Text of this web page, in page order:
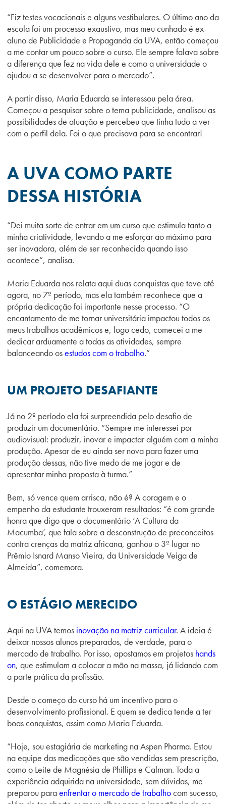
“Fiz testes vocacionais e alguns vestibulares. O último ano da
escola foi um processo exaustivo, mas meu cunhado é ex-
aluno de Publicidade e Propaganda da UVA, então começou
a me contar um pouco sobre o curso. Ele sempre falava sobre
a diferença que fez na vida dele e como a universidade o
ajudou a se desenvolver para o mercado”.
A partir disso, Maria Eduarda se interessou pela área.
Começou a pesquisar sobre o tema publicidade, analisou as
possibilidades de atuação e percebeu que tinha tudo a ver
com o perfil dela. Foi o que precisava para se encontrar!
A UVA COMO PARTE
DESSA HISTÓRIA
“Dei muita sorte de entrar em um curso que estimula tanto a
minha criatividade, levando a me esforçar ao máximo para
ser inovadora, além de ser reconhecida quando isso
acontece”, analisa.
Maria Eduarda nos relata aqui duas conquistas que teve até
agora, no 7º período, mas ela também reconhece que a
própria dedicação foi importante nesse processo. “O
encantamento de me tornar universitária impactou todos os
meus trabalhos acadêmicos e, logo cedo, comecei a me
dedicar arduamente a todas as atividades, sempre
balanceando osestudos com o trabalho.”
UM PROJETO DESAFIANTE
Já no 2º período ela foi surpreendida pelo desafio de
produzir um documentário. “Sempre me interessei por
audiovisual: produzir, inovar e impactar alguém com a minha
produção. Apesar de eu ainda ser nova para fazer uma
produção dessas, não tive medo de me jogar e de
apresentar minha proposta à turma.”
Bem, só vence quem arrisca, não é? A coragem e o
empenho da estudante trouxeram resultados: “é com grande
honra que digo que o documentário ‘A Cultura da
Macumba’, que fala sobre a desconstrução de preconceitos
contra crenças da matriz africana, ganhou o 3º lugar no
Prêmio Isnard Manso Vieira, da Universidade Veiga de
Almeida”, comemora.
O ESTÁGIO MERECIDO
Aqui na UVA temos inovação na matriz curricular. A ideia é
deixar nossos alunos preparados, de verdade, para o
mercado de trabalho. Por isso, apostamos em projetos hands
on, que estimulam a colocar a mão na massa, já lidando com
a parte prática da profissão.
Desde o começo do curso há um incentivo para o
desenvolvimento profissional. E quem se dedica tende a ter
boas conquistas, assim como Maria Eduarda.
“Hoje, sou estagiária de marketing na Aspen Pharma. Estou
na equipe das medicações que são vendidas sem prescrição,
como o Leite de Magnésia de Phillips e Calman. Toda a
experiência adquirida na universidade, sem dúvidas, me
preparou paraenfrentar o mercado de trabalhocom sucesso,